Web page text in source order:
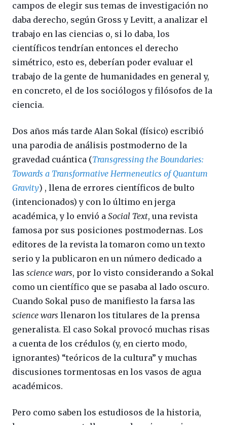
campos de elegir sus temas de investigación no
daba derecho, según Gross y Levitt, a analizar el
trabajo en las ciencias o, si lo daba, los
científicos tendrían entonces el derecho
simétrico, esto es, deberían poder evaluar el
trabajo de la gente de humanidades en general y,
en concreto, el de los sociólogos y filósofos de la
ciencia.
Dos años más tarde Alan Sokal (físico) escribió
una parodia de análisis postmoderno de la
gravedad cuántica (Transgressing the Boundaries:
Towards a Transformative Hermeneutics of Quantum
Gravity) , llena de errores científicos de bulto
(intencionados) y con lo último en jerga
académica, y lo envió a Social Text, una revista
famosa por sus posiciones postmodernas. Los
editores de la revista la tomaron como un texto
serio y la publicaron en un número dedicado a
las science wars, por lo visto considerando a Sokal
como un científico que se pasaba al lado oscuro.
Cuando Sokal puso de manifiesto la farsa las
science wars llenaron los titulares de la prensa
generalista. El caso Sokal provocó muchas risas
a cuenta de los crédulos (y, en cierto modo,
ignorantes) “teóricos de la cultura” y muchas
discusiones tormentosas en los vasos de agua
académicos.
Pero como saben los estudiosos de la historia,